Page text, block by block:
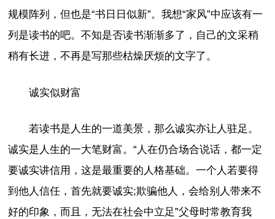
规模阵列，但也是“书日日似新”。我想“家风”中应该有一
列是读书的吧。不知是否读书渐渐多了，自己的文采稍
稍有长进，不再是写那些枯燥厌烦的文字了。
诚实似财富
若读书是人生的一道美景，那么诚实亦让人驻足。
诚实是人生的一大笔财富。“人在仍合场合说话，都一定
要诚实讲信用，这是最重要的人格基础。一个人若要得
到他人信任，首先就要诚实;欺骗他人，会给别人带来不
好的印象，而且，无法在社会中立足”父母时常教育我